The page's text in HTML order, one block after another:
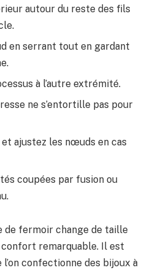
autour du reste des fils
en serrant tout en gardant
à l’autre extrémité.
ne s’entortille pas pour
ajustez les nœuds en cas
coupées par fusion ou
de fermoir change de taille
remarquable. Il est
confectionne des bijoux à